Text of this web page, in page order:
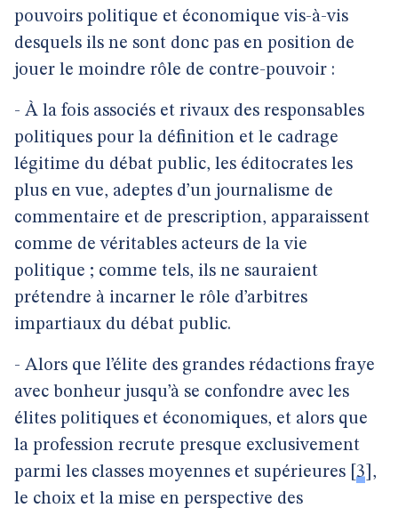
pouvoirs politique et économique vis-à-vis
desquels ils ne sont donc pas en position de
jouer le moindre rôle de contre-pouvoir :
- À la fois associés et rivaux des responsables
politiques pour la définition et le cadrage
légitime du débat public, les éditocrates les
plus en vue, adeptes d’un journalisme de
commentaire et de prescription, apparaissent
comme de véritables acteurs de la vie
politique ; comme tels, ils ne sauraient
prétendre à incarner le rôle d’arbitres
impartiaux du débat public.
- Alors que l’élite des grandes rédactions fraye
avec bonheur jusqu’à se confondre avec les
élites politiques et économiques, et alors que
la profession recrute presque exclusivement
parmi les classes moyennes et supérieures 3 ,
le choix et la mise en perspective des